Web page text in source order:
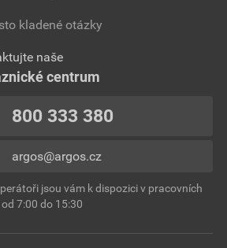
kladené otázky
naše
centrum
800 333 380
argos@argos.cz
jsou vám k dispozici v pracovních
7:00 do 15:30